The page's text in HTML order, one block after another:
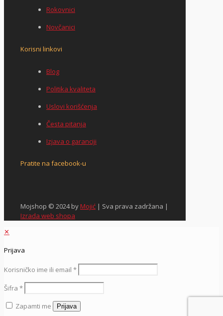
Rokovnici
Novčanici
Korisni linkovi
Blog
Politika kvaliteta
Uslovi korišćenja
Česta pitanja
Izjava o garanciji
Pratite na facebook-u
Mojshop © 2024 byMojić | Sva prava zadržana |
Izrada web shopa
✕
Prijava
Korisničko ime ili email *
Šifra *
Zapamti me
Prijava